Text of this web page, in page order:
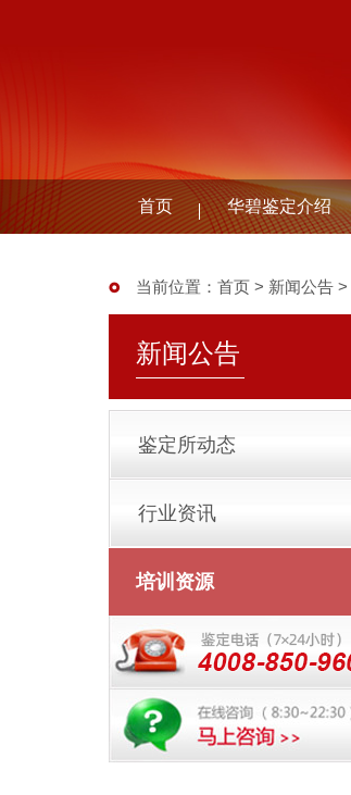
首页 华碧鉴定介绍
当前位置： 首页 > 新闻公告 >
新闻公告
鉴定所动态
行业资讯
培训资源